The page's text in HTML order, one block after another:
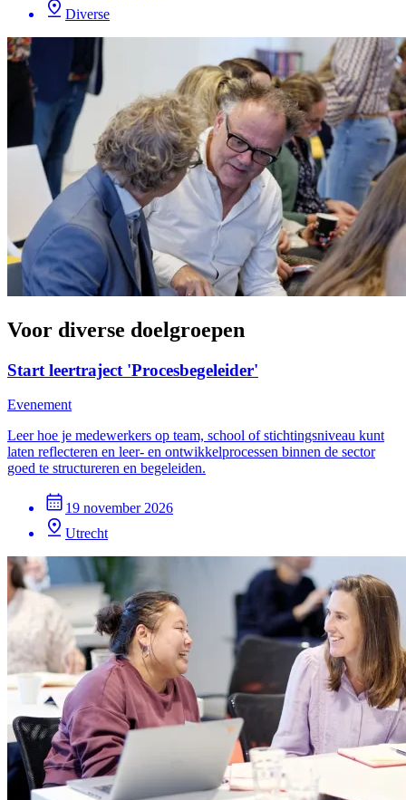
Diverse
Voor diverse doelgroepen
Start leertraject 'Procesbegeleider'
Evenement
Leer hoe je medewerkers op team, school of stichtingsniveau kunt
laten reflecteren en leer- en ontwikkelprocessen binnen de sector
goed te structureren en begeleiden.
19 november 2026
Utrecht